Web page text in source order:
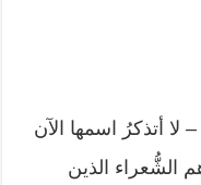
أتذكرُ اسمها الآن
الشُّعراء الذين